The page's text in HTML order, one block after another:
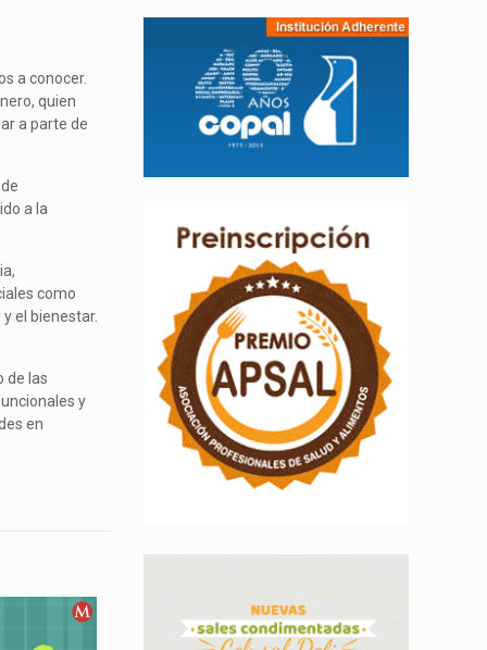
a conocer.
quien
a parte de
a la
como
el bienestar.
de las
y
en